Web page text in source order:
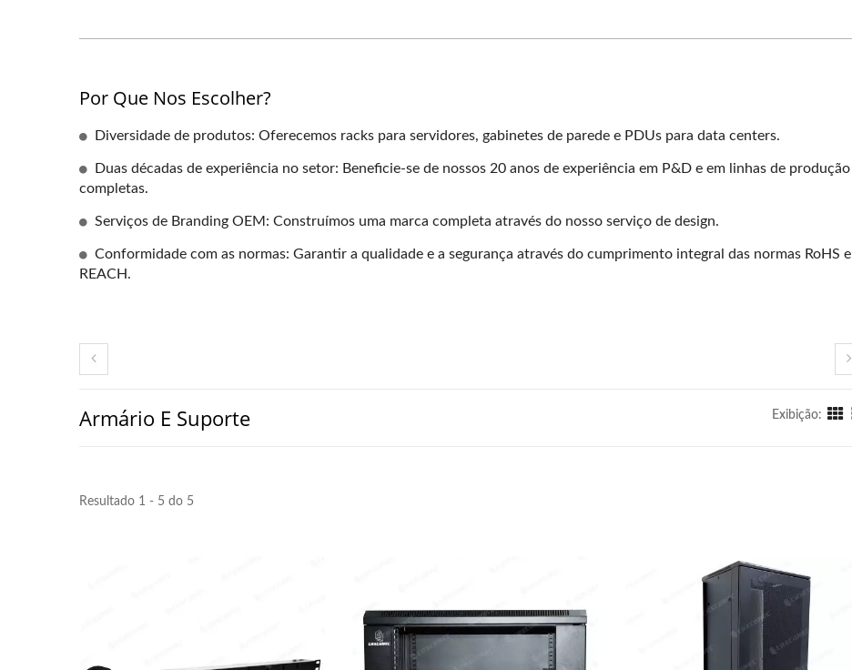
Por Que Nos Escolher?
Diversidade de produtos: Oferecemos racks para servidores, gabinetes de parede e PDUs para data centers.
Duas décadas de experiência no setor: Beneficie-se de nossos 20 anos de experiência em P&D e em linhas de produção
completas.
Serviços de Branding OEM: Construímos uma marca completa através do nosso serviço de design.
Conformidade com as normas: Garantir a qualidade e a segurança através do cumprimento integral das normas RoHS e
REACH.
Armário E Suporte Exibição:
Resultado 1 - 5 do 5